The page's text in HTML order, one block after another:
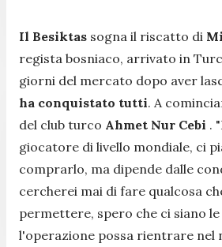
Il Besiktas sogna il riscatto di
regista bosniaco, arrivato in
giorni del mercato dopo aver
ha conquistato tutti. A
del club turco Ahmet Nur Cebi . "
giocatore di livello mondiale, ci
comprarlo, ma dipende dalle
cercherei mai di fare qualcosa
permettere, spero che ci siano
l'operazione possa rientrare nel